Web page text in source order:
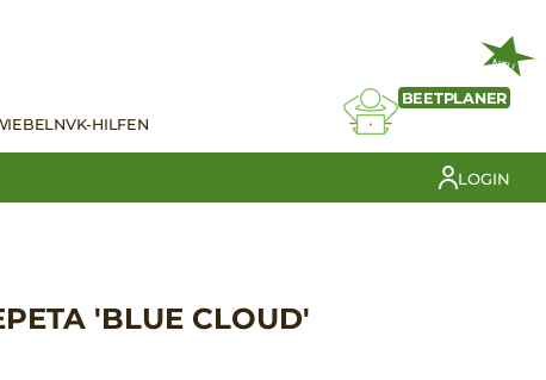
VK-HILFEN
NEU
BEETPLANER
LOGIN
'BLUE CLOUD'